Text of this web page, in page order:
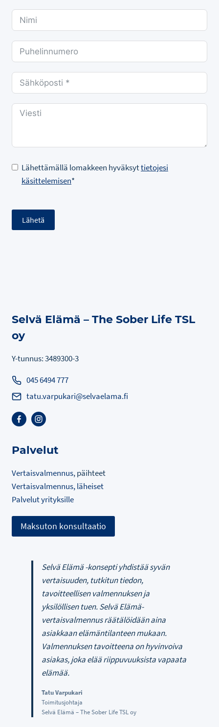
Lähettämällä lomakkeen hyväksyttietojesi
käsittelemisen*
Lähetä
Selvä Elämä – The Sober Life TSL
oy
Y-tunnus: 3489300-3
045 6494 777
tatu.varpukari@selvaelama.fi
Palvelut
Vertaisvalmennus, päihteet
Vertaisvalmennus, läheiset
Palvelut yrityksille
Maksuton konsultaatio
Selvä Elämä -konsepti yhdistää syvän
vertaisuuden, tutkitun tiedon,
tavoitteellisen valmennuksen ja
yksilöllisen tuen. Selvä Elämä-
vertaisvalmennus räätälöidään aina
asiakkaan elämäntilanteen mukaan.
Valmennuksen tavoitteena on hyvinvoiva
asiakas, joka elää riippuvuuksista vapaata
elämää.
Tatu Varpukari
Toimitusjohtaja
Selvä Elämä – The Sober Life TSL oy